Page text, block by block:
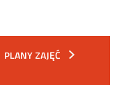
PLANY ZAJĘĆ